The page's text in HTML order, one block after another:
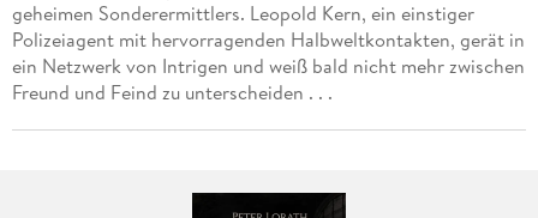
geheimen Sonderermittlers. Leopold Kern, ein einstiger
Polizeiagent mit hervorragenden Halbweltkontakten, gerät in
ein Netzwerk von Intrigen und weiß bald nicht mehr zwischen
Freund und Feind zu unterscheiden . . .